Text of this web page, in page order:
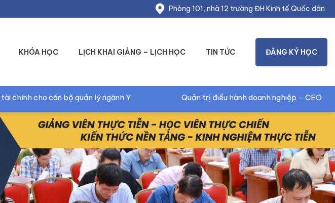
Phòng 101, nhà 12 trường ĐH Kinh tế Quốc dân
KHÓA HỌC LỊCH KHAI GIẢNG – LỊCH HỌC TIN TỨC ĐĂNG KÝ HỌC
Quản trị điều hành doanh nghiệp – CEO Marketing và bán hàng